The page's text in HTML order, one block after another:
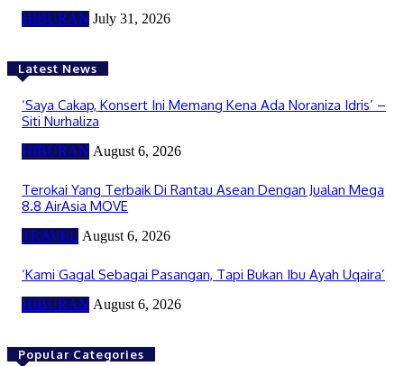
HIBURAN July 31, 2026
Latest News
‘Saya Cakap, Konsert Ini Memang Kena Ada Noraniza Idris’ –
Siti Nurhaliza
HIBURAN August 6, 2026
Terokai Yang Terbaik Di Rantau Asean Dengan Jualan Mega
8.8 AirAsia MOVE
TRAVEL August 6, 2026
‘Kami Gagal Sebagai Pasangan, Tapi Bukan Ibu Ayah Uqaira’
HIBURAN August 6, 2026
Popular Categories